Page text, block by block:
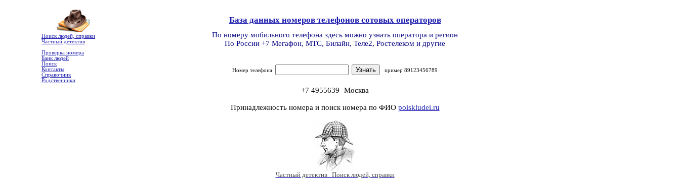
Поиск людей, справки
Частный детектив
Проверка номера
Банк людей
Поиск
Контакты
Справочник
Родственники
База данных номеров телефонов сотовых операторов
По номеру мобильного телефона здесь можно узнать оператора и регион
По России +7 Мегафон, МТС, Билайн, Теле2, Ростелеком и другие
Номер телефона пример 89123456789
+7 4955639 Москва
Принадлежность номера и поиск номера по ФИО poiskludei.ru
Частный детектив Поиск людей, справки